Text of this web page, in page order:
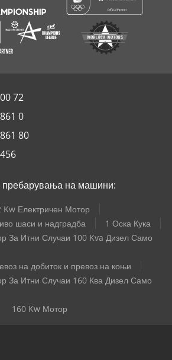
72
0
80
пребарувања на машини:
Kw Електричен Мотор
шаси и надградба
1 Оска Кука
За Итни Случаи 100 Kva Дизел Само
на добиток и превоз на коњи
За Итни Случаи 160 Ква Дизел Само
160 Kw Мотор